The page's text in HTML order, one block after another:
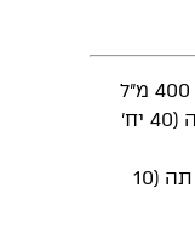
2 מארזי פרמידה סרמוני תה (40 יח'
2 מארזי שי קוביית סרמוני תה (10